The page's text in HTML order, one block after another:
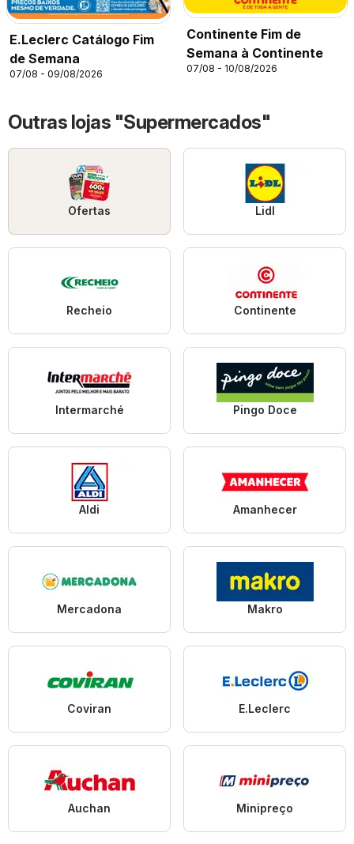
E.Leclerc Catálogo Fim
de Semana
07/08 - 09/08/2026
Continente Fim de
Semana à Continente
07/08 - 10/08/2026
Outras lojas "Supermercados"
Ofertas Lidl
Recheio Continente
Intermarché Pingo Doce
Aldi Amanhecer
Mercadona Makro
Coviran E.Leclerc
Auchan Minipreço